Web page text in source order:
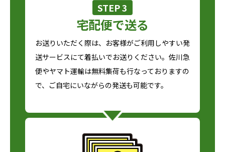
STEP 3
宅配便で送る
お送りいただく際は、お客様がご利用しやすい発
送サービスにて着払いでお送りください。佐川急
便やヤマト運輸は無料集荷も行なっておりますの
で、ご自宅にいながらの発送も可能です。